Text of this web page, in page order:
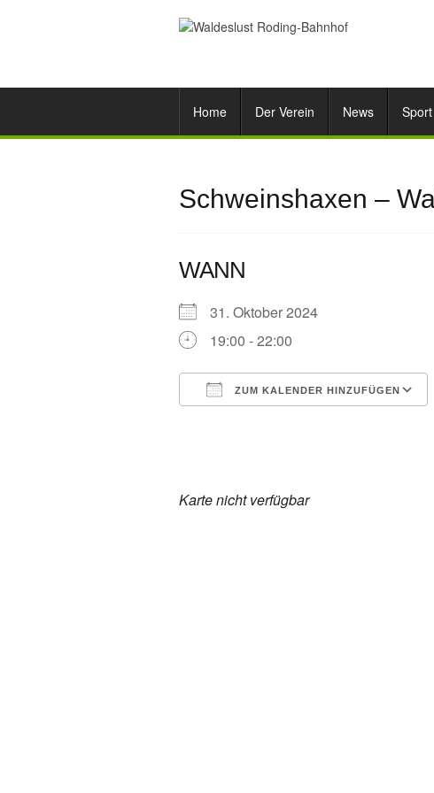
Home Der Verein News Sport
Schweinshaxen –
WANN
31. Oktober 2024
19:00 - 22:00
ZUM KALENDER HINZUFÜGEN
Karte nicht verfügbar